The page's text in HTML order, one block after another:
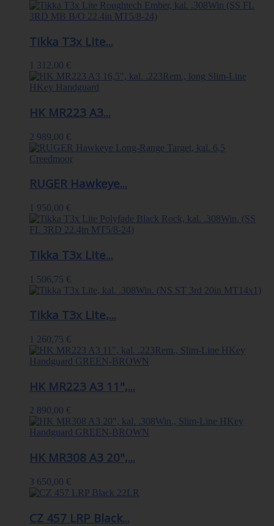
Tikka T3x Lite...
1 312,00 €
HK MR223 A3...
2 989,00 €
RUGER Hawkeye...
1 950,00 €
Tikka T3x Lite...
1 506,75 €
Tikka T3x Lite,...
1 260,75 €
HK MR223 A3 11",...
2 890,00 €
HK MR308 A3 20",...
3 650,00 €
CZ 457 LRP Black...